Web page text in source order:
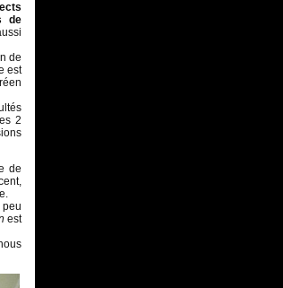
de
de
est
2
de
est